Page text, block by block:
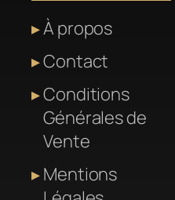
À propos
Contact
Conditions
Générales de
Vente
Mentions